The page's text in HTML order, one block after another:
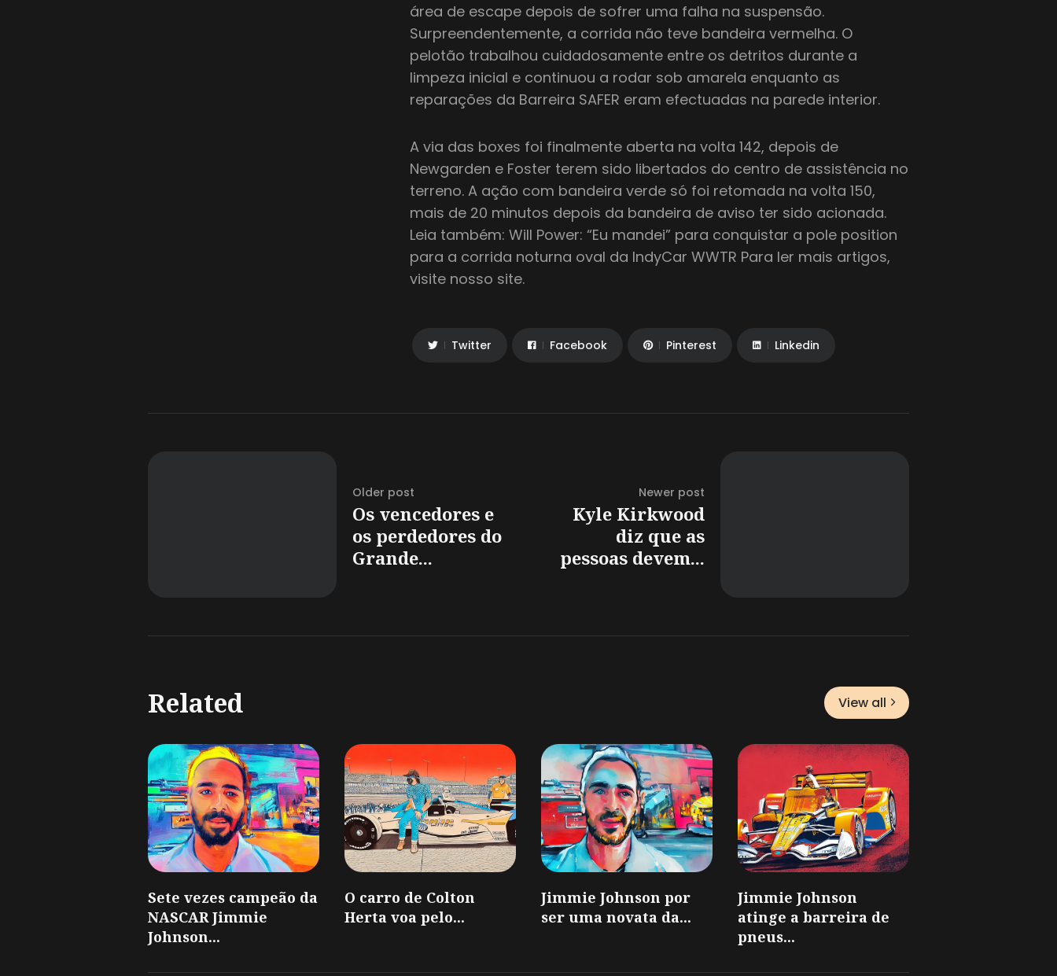
área de escape depois de sofrer uma falha na suspensão.
Surpreendentemente, a corrida não teve bandeira vermelha. O
pelotão trabalhou cuidadosamente entre os detritos durante a
limpeza inicial e continuou a rodar sob amarela enquanto as
reparações da Barreira SAFER eram efectuadas na parede interior.
A via das boxes foi finalmente aberta na volta 142, depois de
Newgarden e Foster terem sido libertados do centro de assistência no
terreno. A ação com bandeira verde só foi retomada na volta 150,
mais de 20 minutos depois da bandeira de aviso ter sido acionada.
Leia também: Will Power: “Eu mandei” para conquistar a pole position
para a corrida noturna oval da IndyCar WWTR Para ler mais artigos,
visite nosso site.
Twitter Facebook Pinterest Linkedin
Older post
Os vencedores e
os perdedores do
Grande...
Newer post
Kyle Kirkwood
diz que as
pessoas devem...
Related View all
Sete vezes campeão da
NASCAR Jimmie
Johnson...
O carro de Colton
Herta voa pelo...
Jimmie Johnson por
ser uma novata da...
Jimmie Johnson
atinge a barreira de
pneus...